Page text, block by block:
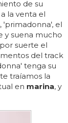
de su
la venta el
'primadonna', el
y suena mucho
suerte el
del track
tenga su
traíamos la
en marina, y